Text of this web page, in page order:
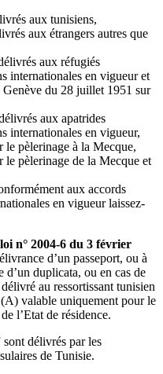
aux tunisiens,
aux étrangers autres que
aux réfugiés
internationales en vigueur et
du 28 juillet 1951 sur
aux apatrides
internationales en vigueur,
le pèlerinage à la Mecque,
le pèlerinage de la Mecque et
aux accords
en vigueur laissez-
n° 2004-6 du 3 février
d’un passeport, ou à
duplicata, ou en cas de
au ressortissant tunisien
(A) valable uniquement pour le
l’Etat de résidence.
sont délivrés par les
de Tunisie.